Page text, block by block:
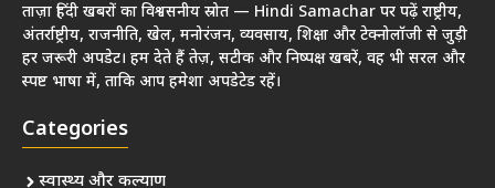
ताज़ा हिंदी खबरों का विश्वसनीय स्रोत — Hindi Samachar पर पढ़ें राष्ट्रीय,
अंतर्राष्ट्रीय, राजनीति, खेल, मनोरंजन, व्यवसाय, शिक्षा और टेक्नोलॉजी से जुड़ी
हर जरूरी अपडेट। हम देते हैं तेज़, सटीक और निष्पक्ष खबरें, वह भी सरल और
स्पष्ट भाषा में, ताकि आप हमेशा अपडेटेड रहें।
Categories
स्वास्थ्य और कल्याण